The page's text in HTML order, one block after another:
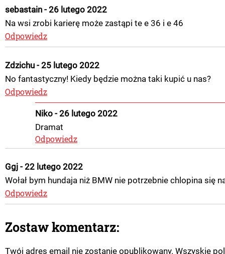
sebastain - 26 lutego 2022
Na wsi zrobi karierę może zastąpi te e 36 i e 46
Odpowiedz
Zdzichu - 25 lutego 2022
No fantastyczny! Kiedy będzie można taki kupić u nas?
Odpowiedz
Niko - 26 lutego 2022
Dramat
Odpowiedz
Ggj - 22 lutego 2022
Wołał bym hundaja niż BMW nie potrzebnie chlopina się
Odpowiedz
Zostaw komentarz:
Twój adres email nie zostanie opublikowany. Wszyskie